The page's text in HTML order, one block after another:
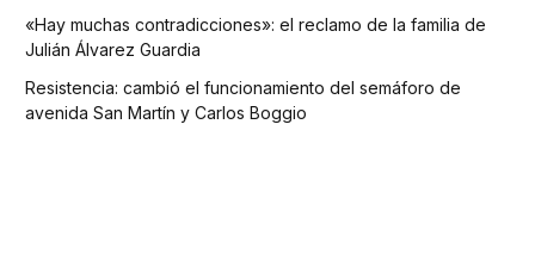
«Hay muchas contradicciones»: el reclamo de la familia de
Julián Álvarez Guardia
Resistencia: cambió el funcionamiento del semáforo de
avenida San Martín y Carlos Boggio